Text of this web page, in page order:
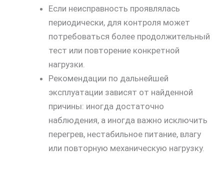
Если неисправность проявлялась
периодически, для контроля может
потребоваться более продолжительный
тест или повторение конкретной
нагрузки.
Рекомендации по дальнейшей
эксплуатации зависят от найденной
причины: иногда достаточно
наблюдения, а иногда важно исключить
перегрев, нестабильное питание, влагу
или повторную механическую нагрузку.